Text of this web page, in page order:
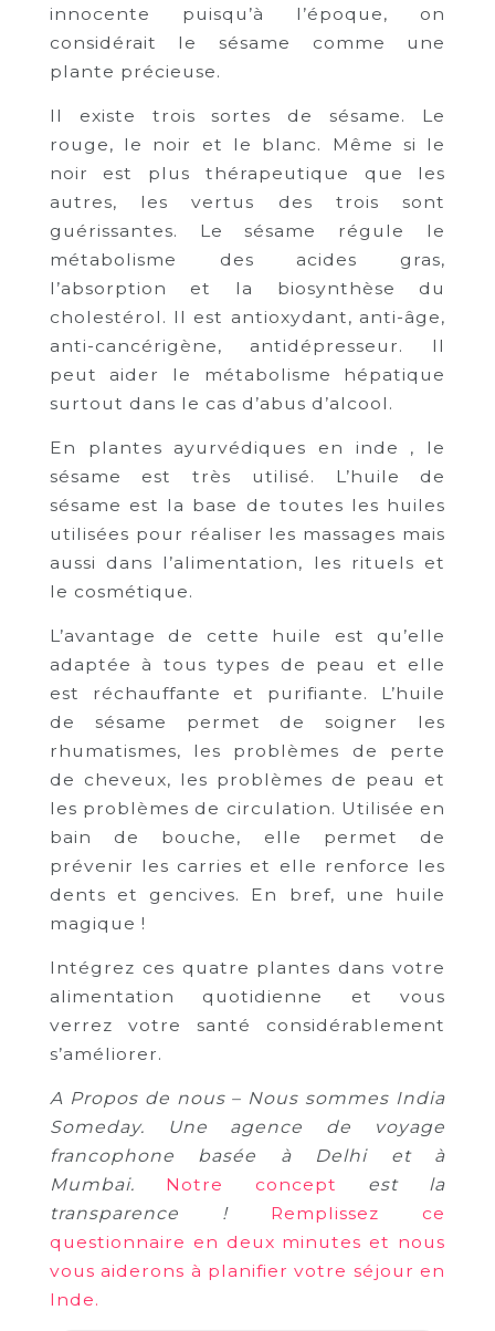
innocente puisqu’à l’époque, on
considérait le sésame comme une
plante précieuse.
Il existe trois sortes de sésame. Le
rouge, le noir et le blanc. Même si le
noir est plus thérapeutique que les
autres, les vertus des trois sont
guérissantes. Le sésame régule le
métabolisme des acides gras,
l’absorption et la biosynthèse du
cholestérol. Il est antioxydant, anti-âge,
anti-cancérigène, antidépresseur. Il
peut aider le métabolisme hépatique
surtout dans le cas d’abus d’alcool.
En plantes ayurvédiques en inde , le
sésame est très utilisé. L’huile de
sésame est la base de toutes les huiles
utilisées pour réaliser les massages mais
aussi dans l’alimentation, les rituels et
le cosmétique.
L’avantage de cette huile est qu’elle
adaptée à tous types de peau et elle
est réchauffante et purifiante. L’huile
de sésame permet de soigner les
rhumatismes, les problèmes de perte
de cheveux, les problèmes de peau et
les problèmes de circulation. Utilisée en
bain de bouche, elle permet de
prévenir les carries et elle renforce les
dents et gencives. En bref, une huile
magique !
Intégrez ces quatre plantes dans votre
alimentation quotidienne et vous
verrez votre santé considérablement
s’améliorer.
A Propos de nous – Nous sommes India
Someday. Une agence de voyage
francophone basée à Delhi et à
Mumbai. Notre concept est la
transparence ! Remplissez ce
questionnaire en deux minutes et nous
vous aiderons à planifier votre séjour en
Inde.